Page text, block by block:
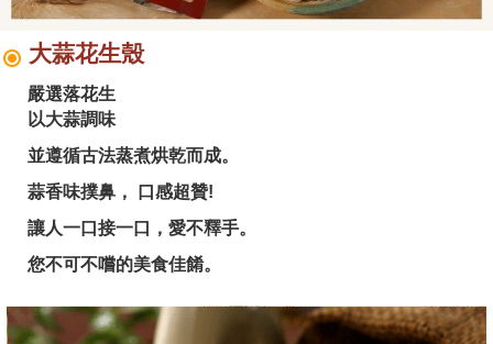
大蒜花生殼
嚴選落花生
以大蒜調味
並遵循古法蒸煮烘乾而成。
蒜香味撲鼻， 口感超贊!
讓人一口接一口，愛不釋手。
您不可不嚐的美食佳餚。